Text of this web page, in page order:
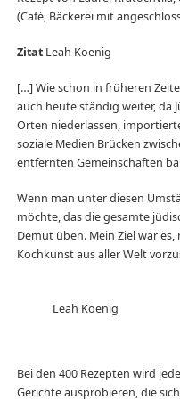
(Café, Bäckerei mit
ZitatLeah Koenig
[…] Wie schon in früheren
auch heute ständig weiter, da
Orten niederlassen,
soziale Medien Brücken
entfernten Gemeinschaften
Wenn man unter diesen
möchte, das die gesamte
Demut üben. Mein Ziel war
Kochkunst aus aller Welt
Leah Koenig
Bei den 400 Rezepten wird
Gerichte ausprobieren, die